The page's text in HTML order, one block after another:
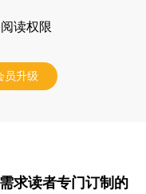
读权限
员升级
求读者专门订制的